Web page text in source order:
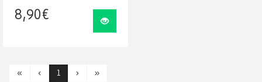
8,90€ Visualiser
« ‹ 1 › »